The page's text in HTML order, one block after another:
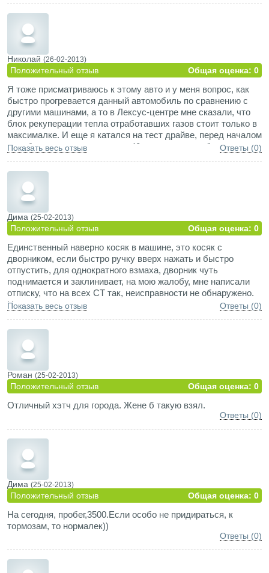
Николай (26-02-2013)
Положительный отзыв Общая оценка: 0
Я тоже присматриваюсь к этому авто и у меня вопрос, как
быстро прогревается данный автомобиль по сравнению с
другими машинами, а то в Лексус-центре мне сказали, что
блок рекуперации тепла отработавших газов стоит только в
максималке. И еще я катался на тест драйве, перед началом
мы обнулили расход и после 40 минут езды в обычном
многовато для прогретого движка в спокойном стиле
движения, т.к. я в основном передвигаюсь быстрее и
соответственно расход у меня составит литров 9-10. Средне
дневной маршрут у меня утром до работы 6км., после
простой (авто остыл) часа 2, далее короткие поездки с
простоями по 3-5км. простой опять (авто остыл) и домой 6
км. и это все без пробок. Вопрос какой у меня на твой взгляд
должен выйти расход топлива (будет ли экономия). Сейчас
я передвигаюсь на Ниссан Теана и мой расход составляет
15-16л.
Показать весь отзыв Ответы (0)
Дима (25-02-2013)
Положительный отзыв Общая оценка: 0
Единственный наверно косяк в машине, это косяк с
дворником, если быстро ручку вверх нажать и быстро
отпустить, для однократного взмаха, дворник чуть
поднимается и заклинивает, на мою жалобу, мне написали
отписку, что на всех СТ так, неисправности не обнаружено.
На этом минусы и придирки закончились.
Показать весь отзыв Ответы (0)
Роман (25-02-2013)
Положительный отзыв Общая оценка: 0
Отличный хэтч для города. Жене б такую взял.
Ответы (0)
Дима (25-02-2013)
Положительный отзыв Общая оценка: 0
На сегодня, пробег,3500.Если особо не придираться, к
тормозам, то нормалек))
Ответы (0)